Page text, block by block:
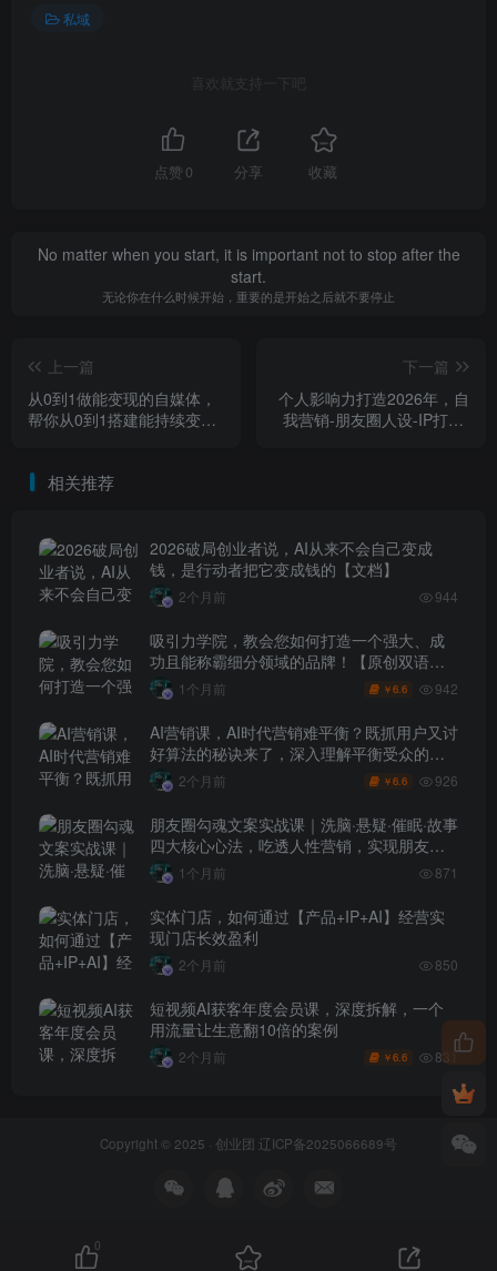
私域
喜欢就支持一下吧
点赞 0 分享 收藏
No matter when you start, it is important not to stop after the
start.
无论你在什么时候开始，重要的是开始之后就不要停止
上一篇
从0到1做能变现的自媒体，
帮你从0到1搭建能持续变现
下一篇
个人影响力打造2026年，自
我营销-朋友圈人设-IP打造-
相关推荐
2026破局创业者说，AI从来不会自己变成
钱，是行动者把它变成钱的【文档】
2个月前 944
吸引力学院，教会您如何打造一个强大、成
功且能称霸细分领域的品牌！【原创双语字
幕】 1个月前 ￥6.6 942
AI营销课，AI时代营销难平衡？既抓用户又讨
好算法的秘诀来了，深入理解平衡受众的需
求【原创双语字幕】
2个月前 ￥6.6 926
朋友圈勾魂文案实战课｜洗脑·悬疑·催眠·故事
四大核心心法，吃透人性营销，实现朋友圈
不销而售被动成交
1个月前 871
实体门店，如何通过【产品+IP+AI】经营实
现门店长效盈利
2个月前 850
短视频AI获客年度会员课，深度拆解，一个
用流量让生意翻10倍的案例
2个月前 ￥6.6 831
Copyright © 2025 · 创业团 辽ICP备2025066689号
0